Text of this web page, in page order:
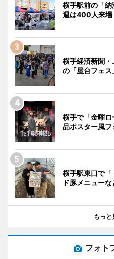
横手駅前の「
週は400人来場
横手経済新聞
の「屋台フェス
横手で「金曜
品ポスター風
横手駅東口で
ド豚メニュー
もっと
フォト